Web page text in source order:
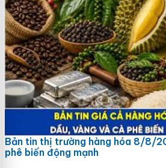
Bản tin thị trường hàng hóa 8/8/
phê biến động mạnh